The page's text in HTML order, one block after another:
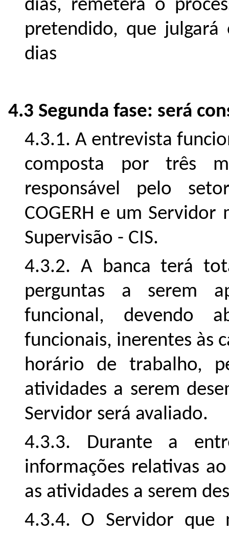
dias, remeterá o
pretendido, que
dias
4.3 Segunda fase: será
4.3.1. A entrevista
composta por três
responsável pelo
COGERH e um
Supervisão - CIS.
4.3.2. A banca terá
perguntas a serem
funcional, devendo
funcionais, inerentes às
horário de trabalho,
atividades a serem
Servidor será avaliado.
4.3.3. Durante a
informações relativas
as atividades a serem
4.3.4. O Servidor que